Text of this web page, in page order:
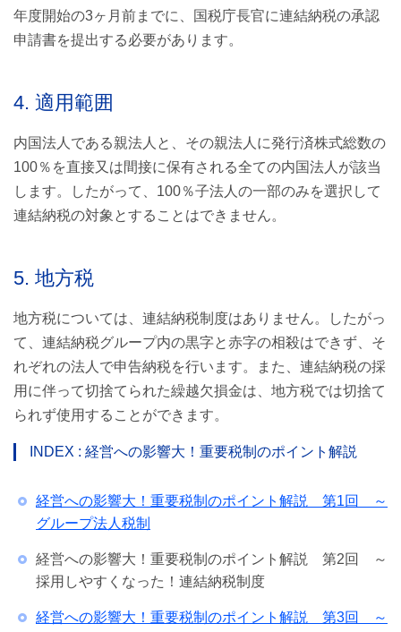
年度開始の3ヶ月前までに、国税庁長官に連結納税の承認
申請書を提出する必要があります。
4. 適用範囲
内国法人である親法人と、その親法人に発行済株式総数の
100％を直接又は間接に保有される全ての内国法人が該当
します。したがって、100％子法人の一部のみを選択して
連結納税の対象とすることはできません。
5. 地方税
地方税については、連結納税制度はありません。したがっ
て、連結納税グループ内の黒字と赤字の相殺はできず、そ
れぞれの法人で申告納税を行います。また、連結納税の採
用に伴って切捨てられた繰越欠損金は、地方税では切捨て
られず使用することができます。
INDEX : 経営への影響大！重要税制のポイント解説
経営への影響大！重要税制のポイント解説 第1回 ～
グループ法人税制
経営への影響大！重要税制のポイント解説 第2回 ～
採用しやすくなった！連結納税制度
経営への影響大！重要税制のポイント解説 第3回 ～